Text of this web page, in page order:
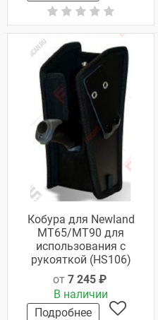
Кобура для Newland
MT65/MT90 для
использования с
рукояткой (HS106)
от 7 245 ₽
В наличии
Подробнее